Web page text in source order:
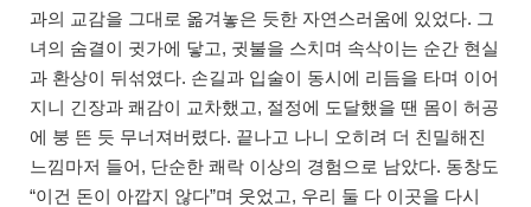
과의 교감을 그대로 옮겨놓은 듯한 자연스러움에 있었다. 그
녀의 숨결이 귓가에 닿고, 귓불을 스치며 속삭이는 순간 현실
과 환상이 뒤섞였다. 손길과 입술이 동시에 리듬을 타며 이어
지니 긴장과 쾌감이 교차했고, 절정에 도달했을 땐 몸이 허공
에 붕 뜬 듯 무너져버렸다. 끝나고 나니 오히려 더 친밀해진
느낌마저 들어, 단순한 쾌락 이상의 경험으로 남았다. 동창도
“이건 돈이 아깝지 않다”며 웃었고, 우리 둘 다 이곳을 다시